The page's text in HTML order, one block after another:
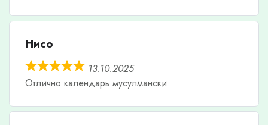
Нисо
13.10.2025
Отлично календарь мусулмански